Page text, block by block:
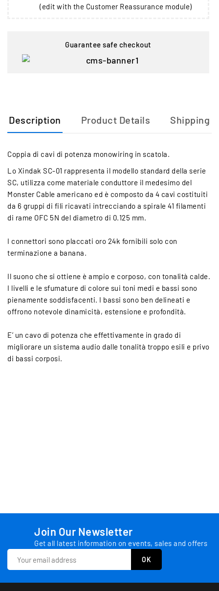
(edit with the Customer Reassurance module)
Guarantee safe checkout
Description Product Details Shipping
Coppia di cavi di potenza monowiring in scatola.
Lo Xindak SC-01 rappresenta il modello standard della serie
SC, utilizza come materiale conduttore il medesimo del
Monster Cable americano ed è composto da 4 cavi costituiti
da 6 gruppi di fili ricavati intrecciando a spirale 41 filamenti
di rame OFC 5N del diametro di 0.125 mm.
I connettori sono placcati oro 24k fornibili solo con
terminazione a banana.
Il suono che si ottiene è ampio e corposo, con tonalità calde.
I livelli e le sfumature di colore sui toni medi e bassi sono
pienamente soddisfacenti. I bassi sono ben delineati e
offrono notevole dinamicità, estensione e profondità.
E’ un cavo di potenza che effettivamente in grado di
migliorare un sistema audio dalle tonalità troppo esili e privo
di bassi corposi.
Join Our Newsletter
Get all latest information on events, sales and offers